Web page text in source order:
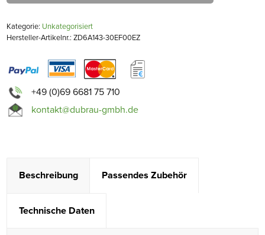
Kategorie: Unkategorisiert
Hersteller-Artikelnr.: ZD6A143-30EF00EZ
+49 (0)69 6681 75 710
kontakt@dubrau-gmbh.de
Beschreibung Passendes Zubehör
Technische Daten